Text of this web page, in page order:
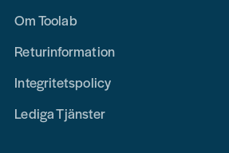
Om Toolab
Returinformation
Integritetspolicy
Lediga Tjänster